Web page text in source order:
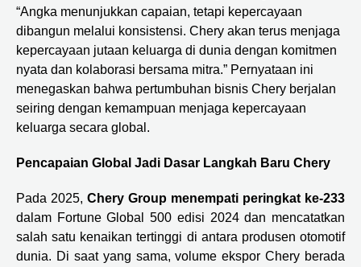
“Angka menunjukkan capaian, tetapi kepercayaan
dibangun melalui konsistensi. Chery akan terus menjaga
kepercayaan jutaan keluarga di dunia dengan komitmen
nyata dan kolaborasi bersama mitra.” Pernyataan ini
menegaskan bahwa pertumbuhan bisnis Chery berjalan
seiring dengan kemampuan menjaga kepercayaan
keluarga secara global.
Pencapaian Global Jadi Dasar Langkah Baru Chery
Pada 2025, Chery Group menempati peringkat ke-233
dalam Fortune Global 500 edisi 2024 dan mencatatkan
salah satu kenaikan tertinggi di antara produsen otomotif
dunia. Di saat yang sama, volume ekspor Chery berada